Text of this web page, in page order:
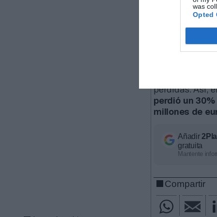
was
Opted
euros) con
desconoce si
(6.039 y
se ha visto
actualmente
pérdidas. Así,
perdió un
millones de
Añadir
gratuita
Mantente
Compartir